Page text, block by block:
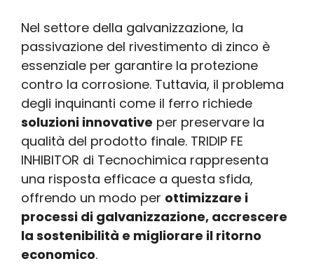
Nel settore della galvanizzazione, la
passivazione del rivestimento di zinco è
essenziale per garantire la protezione
contro la corrosione. Tuttavia, il problema
degli inquinanti come il ferro richiede
soluzioni innovative per preservare la
qualità del prodotto finale. TRIDIP FE
INHIBITOR di Tecnochimica rappresenta
una risposta efficace a questa sfida,
offrendo un modo per ottimizzare i
processi di galvanizzazione, accrescere
la sostenibilità e migliorare il ritorno
economico.